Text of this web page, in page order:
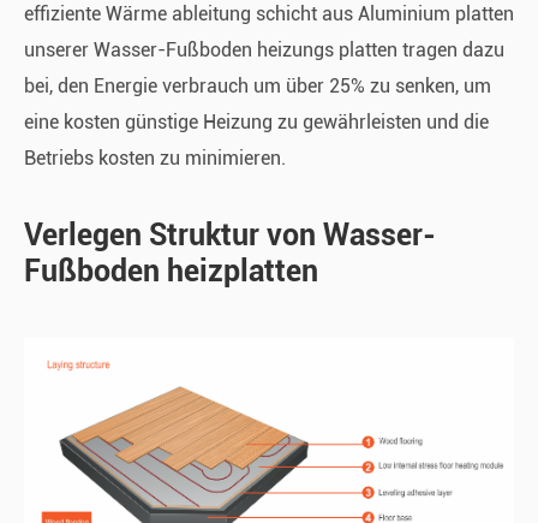
effiziente Wärme ableitung schicht aus Aluminium platten
unserer Wasser-Fußboden heizungs platten tragen dazu
bei, den Energie verbrauch um über 25% zu senken, um
eine kosten günstige Heizung zu gewährleisten und die
Betriebs kosten zu minimieren.
Verlegen Struktur von Wasser-
Fußboden heizplatten